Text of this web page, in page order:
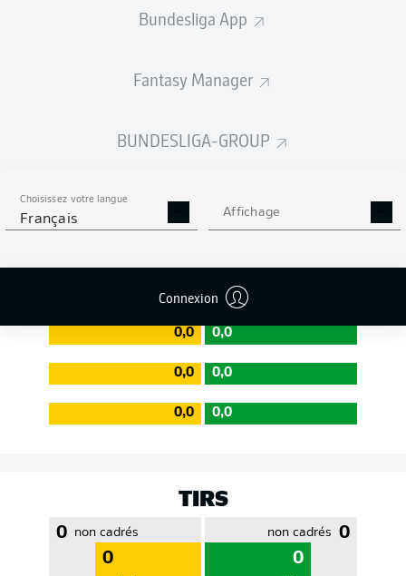
Bundesliga App
Fantasy Manager
BUNDESLIGA-GROUP
Choisissez votre langue
Français Affichage
Connexion
0
0 % Précision 0 %
EFFICACITÉ DES PASSES
0,0 0,0
0,0 0,0
0,0 0,0
TIRS
0 non cadrés
0
0
non cadrés
0